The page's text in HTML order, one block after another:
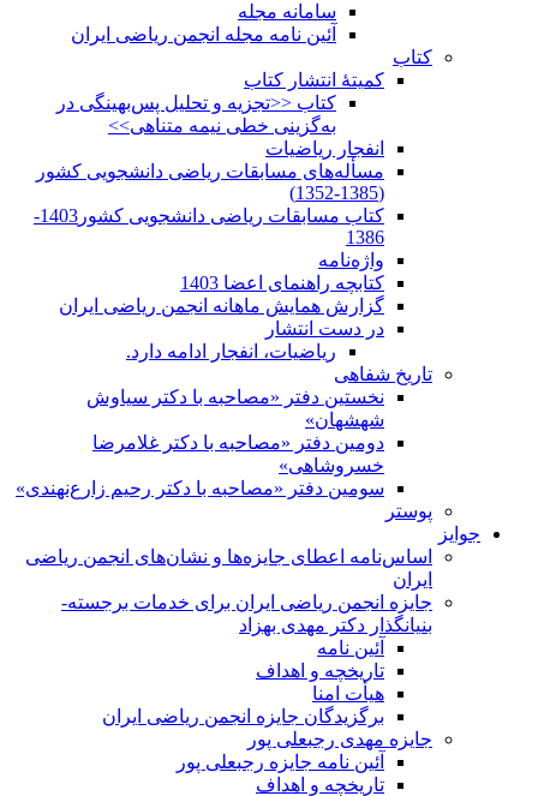
سامانه مجله
آئین نامه مجله انجمن ریاضی ایران
کتاب
کمیتۀ انتشار کتاب
کتاب <<تجزیه و تحلیل پس‌بهینگی در
به‌گزینی خطی نیمه متناهی>>
انفجار ریاضیات
مسأله‌های مسابقات ریاضی دانشجویی کشور
(1385-1352)
کتاب مسابقات ریاضی دانشجویی کشور1403-
1386
واژه‌نامه
کتابچه راهنمای اعضا 1403
گزارش همایش ماهانه انجمن ریاضی ایران
در دست انتشار
ریاضیات، انفجار ادامه دارد.
تاریخ شفاهی
نخستین دفتر «مصاحبه با دکتر سیاوش
شهشهان»
دومین دفتر «مصاحبه با دکتر غلامرضا
خسروشاهی»
سومین دفتر «مصاحبه با دکتر رحیم زارع‌نهندی»
پوستر
جوایز
اساس‌نامه اعطای جایزه‌ها و نشان‌های انجمن ریاضی
ایران
جایزه انجمن ریاضی ایران برای خدمات برجسته-
بنیانگذار دکتر مهدی بهزاد
آئین نامه
تاریخچه و اهداف
هیأت امنا
برگزیدگان جایزه انجمن ریاضی ایران
جایزه مهدی رجبعلی پور
آئین نامه جایزه رجبعلی پور
تاریخچه و اهداف